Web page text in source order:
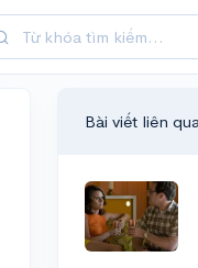
Bài viết liên